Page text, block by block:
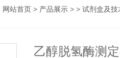
网站首页 > 产品展示 > > 试剂盒及技
乙醇脱氢酶测